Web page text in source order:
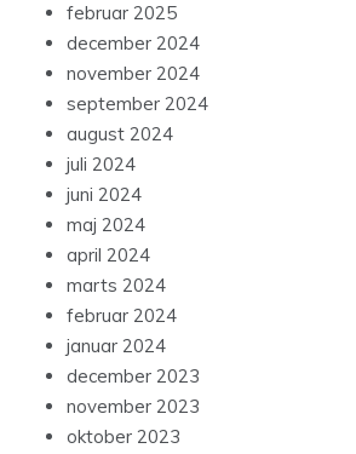
februar 2025
december 2024
november 2024
september 2024
august 2024
juli 2024
juni 2024
maj 2024
april 2024
marts 2024
februar 2024
januar 2024
december 2023
november 2023
oktober 2023